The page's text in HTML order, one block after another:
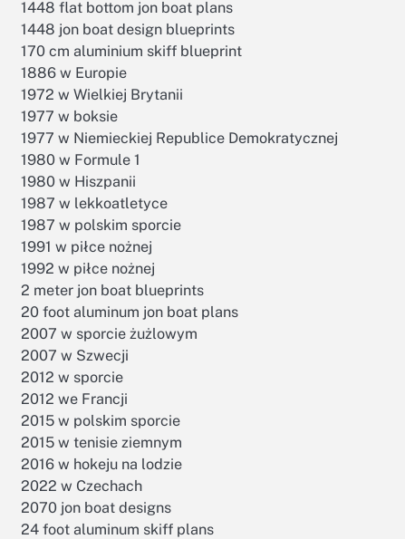
1448 flat bottom jon boat plans
1448 jon boat design blueprints
170 cm aluminium skiff blueprint
1886 w Europie
1972 w Wielkiej Brytanii
1977 w boksie
1977 w Niemieckiej Republice Demokratycznej
1980 w Formule 1
1980 w Hiszpanii
1987 w lekkoatletyce
1987 w polskim sporcie
1991 w piłce nożnej
1992 w piłce nożnej
2 meter jon boat blueprints
20 foot aluminum jon boat plans
2007 w sporcie żużlowym
2007 w Szwecji
2012 w sporcie
2012 we Francji
2015 w polskim sporcie
2015 w tenisie ziemnym
2016 w hokeju na lodzie
2022 w Czechach
2070 jon boat designs
24 foot aluminum skiff plans